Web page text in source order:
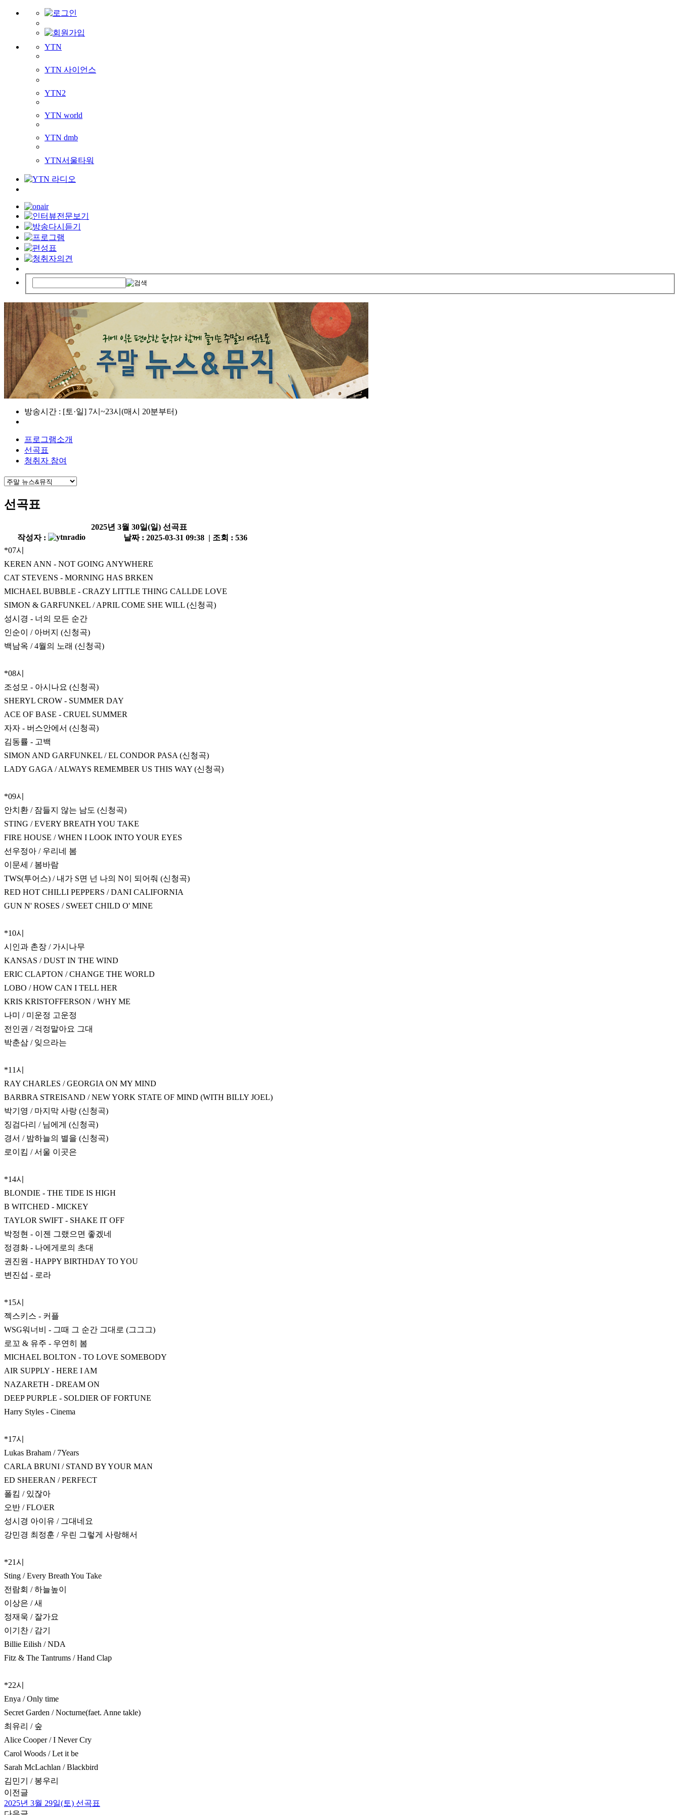
YTN
YTN 사이언스
YTN2
YTN world
YTN dmb
YTN서울타워
방송시간 : [토·일] 7시~23시(매시 20분부터)
프로그램소개
선곡표
청취자 참여
선곡표
2025년 3월 30일(일) 선곡표
작성자 :
날짜 : 2025-03-31 09:38 | 조회 : 536
*07시
KEREN ANN - NOT GOING ANYWHERE
CAT STEVENS - MORNING HAS BRKEN
MICHAEL BUBBLE - CRAZY LITTLE THING CALLDE LOVE
SIMON & GARFUNKEL / APRIL COME SHE WILL (신청곡)
성시경 - 너의 모든 순간
인순이 / 아버지 (신청곡)
백남옥 / 4월의 노래 (신청곡)
*08시
조성모 - 아시나요 (신청곡)
SHERYL CROW - SUMMER DAY
ACE OF BASE - CRUEL SUMMER
자자 - 버스안에서 (신청곡)
김동률 - 고백
SIMON AND GARFUNKEL / EL CONDOR PASA (신청곡)
LADY GAGA / ALWAYS REMEMBER US THIS WAY (신청곡)
*09시
안치환 / 잠들지 않는 남도 (신청곡)
STING / EVERY BREATH YOU TAKE
FIRE HOUSE / WHEN I LOOK INTO YOUR EYES
선우정아 / 우리네 봄
이문세 / 봄바람
TWS(투어스) / 내가 S면 넌 나의 N이 되어줘 (신청곡)
RED HOT CHILLI PEPPERS / DANI CALIFORNIA
GUN N' ROSES / SWEET CHILD O' MINE
*10시
시인과 촌장 / 가시나무
KANSAS / DUST IN THE WIND
ERIC CLAPTON / CHANGE THE WORLD
LOBO / HOW CAN I TELL HER
KRIS KRISTOFFERSON / WHY ME
나미 / 미운정 고운정
전인권 / 걱정말아요 그대
박춘삼 / 잊으라는
*11시
RAY CHARLES / GEORGIA ON MY MIND
BARBRA STREISAND / NEW YORK STATE OF MIND (WITH BILLY JOEL)
박기영 / 마지막 사랑 (신청곡)
징검다리 / 님에게 (신청곡)
경서 / 밤하늘의 별을 (신청곡)
로이킴 / 서울 이곳은
*14시
BLONDIE - THE TIDE IS HIGH
B WITCHED - MICKEY
TAYLOR SWIFT - SHAKE IT OFF
박정현 - 이젠 그랬으면 좋겠네
정경화 - 나에게로의 초대
권진원 - HAPPY BIRTHDAY TO YOU
변진섭 - 로라
*15시
젝스키스 - 커플
WSG워너비 - 그때 그 순간 그대로 (그그그)
로꼬 & 유주 - 우연히 봄
MICHAEL BOLTON - TO LOVE SOMEBODY
AIR SUPPLY - HERE I AM
NAZARETH - DREAM ON
DEEP PURPLE - SOLDIER OF FORTUNE
Harry Styles - Cinema
*17시
Lukas Braham / 7Years
CARLA BRUNI / STAND BY YOUR MAN
ED SHEERAN / PERFECT
폴킴 / 있잖아
오반 / FLO\ER
성시경 아이유 / 그대네요
강민경 최정훈 / 우린 그렇게 사랑해서
*21시
Sting / Every Breath You Take
전람회 / 하늘높이
이상은 / 새
정재욱 / 잘가요
이기찬 / 감기
Billie Eilish / NDA
Fitz & The Tantrums / Hand Clap
*22시
Enya / Only time
Secret Garden / Nocturne(faet. Anne takle)
최유리 / 숲
Alice Cooper / I Never Cry
Carol Woods / Let it be
Sarah McLachlan / Blackbird
김민기 / 봉우리
이전글
2025년 3월 29일(토) 선곡표